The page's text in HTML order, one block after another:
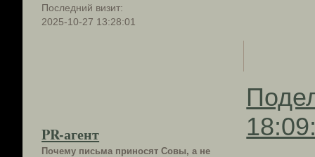
Последний визит:
2025-10-27 13:28:01
PR-агент
Почему письма приносят Совы, а не